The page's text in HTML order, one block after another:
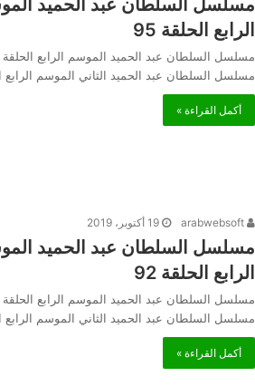
مسلسل السلطان عبد الحميد
الرابع الحلقة 95
مسلسل السلطان عبد الحميد الثاني الموسم الرابع
أكمل القراءة »
19 أكتوبر، 2019
مسلسل السلطان عبد الحميد
الرابع الحلقة 92
مسلسل السلطان عبد الحميد الثاني الموسم الرابع
أكمل القراءة »